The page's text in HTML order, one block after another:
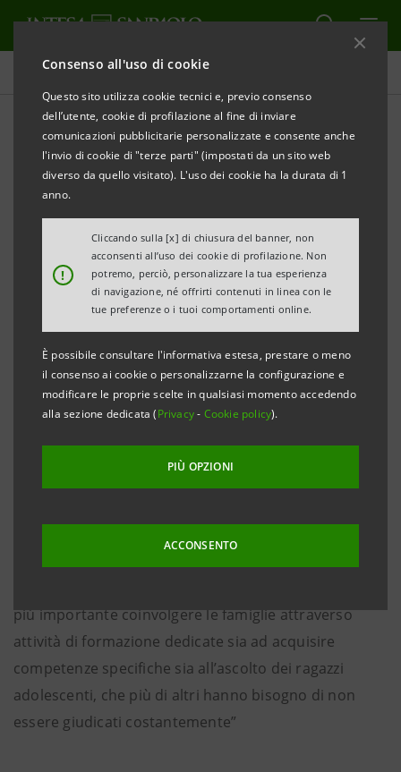
Consenso all'uso di cookie
Questo sito utilizza cookie tecnici e, previo consenso
dell’utente, cookie di profilazione al fine di inviare
comunicazioni pubblicitarie personalizzate e consente anche
l'invio di cookie di "terze parti" (impostati da un sito web
diverso da quello visitato). L'uso dei cookie ha la durata di 1
anno.
!
Cliccando sulla [x] di chiusura del banner, non
acconsenti all’uso dei cookie di profilazione. Non
potremo, perciò, personalizzare la tua esperienza
di navigazione, né offrirti contenuti in linea con le
tue preferenze o i tuoi comportamenti online.
È possibile consultare l'informativa estesa, prestare o meno
il consenso ai cookie o personalizzarne la configurazione e
modificare le proprie scelte in qualsiasi momento accedendo
alla sezione dedicata (Privacy- Cookie policy).
PIÙ OPZIONI
ACCONSENTO
Comunicati stampa
STAMPA AGGIORNA
COMUNICATO STAMPA
MOIGE E MUSEO DEL RISPARMIO INSIEME PER
DEL CAPITALE UMANO DI RAGAZZE E RAGAZZI
• Dal 17 novembre un nuovo ciclo di incontri pensati
per i genitori alla scoperta del capitale umano dei
giovani
• Giovanna Paladino, Direttore e curatore del Museo
del Risparmio di Intesa Sanpaolo: “La famiglia rimane
più importante coinvolgere le famiglie attraverso
attività di formazione dedicate sia ad acquisire
competenze specifiche sia all’ascolto dei ragazzi
adolescenti, che più di altri hanno bisogno di non
essere giudicati costantemente”